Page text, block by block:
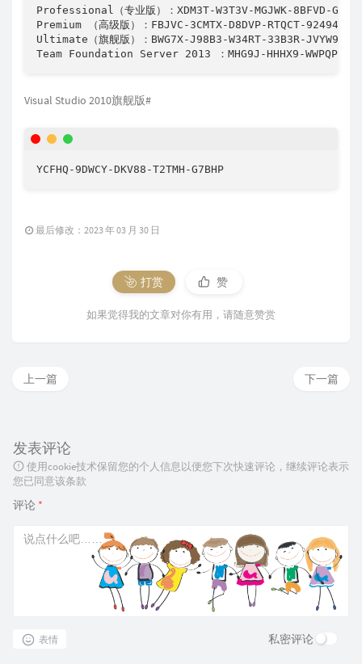
Professional（专业版）：XDM3T-W3T3V-MGJWK-8BFVD-
Premium （高级版）：FBJVC-3CMTX-D8DVP-RTQCT-92494
Ultimate（旗舰版）：BWG7X-J98B3-W34RT-33B3R-JVYW9
Visual Studio 2010旗舰版#
YCFHQ-9DWCY-DKV88-T2TMH-G7BHP
最后修改：2023 年 03 月 30 日
打赏 赞
如果觉得我的文章对你有用，请随意赞赏
下一篇
上一篇
发表评论
使用cookie技术保留您的个人信息以便您下次快速评论，继续评论表示
您已同意该条款
评论 *
表情 私密评论